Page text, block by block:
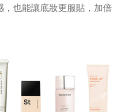
，也能讓底妝更服貼，加倍